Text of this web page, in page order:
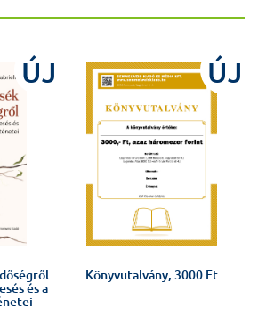
ÚJ
és a
ÚJ
Könyvutalvány, 3000 Ft